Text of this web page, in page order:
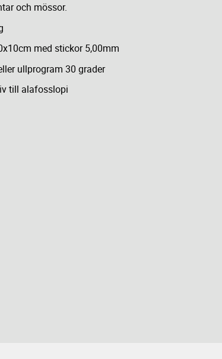
och mössor.
med stickor 5,00mm
ullprogram 30 grader
till alafosslopi